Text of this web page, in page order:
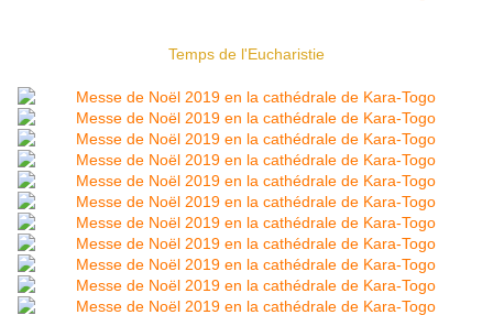
Temps de l'Eucharistie